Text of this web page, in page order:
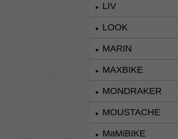
► LIV
► LOOK
► MARIN
► MAXBIKE
► MONDRAKER
► MOUSTACHE
► MaMiBIKE